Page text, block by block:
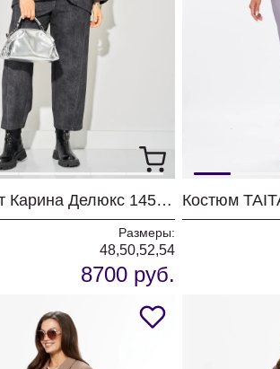
Комплект Карина Делюкс 1451 антрацит
Размеры:
48,50,52,54
8700 руб.